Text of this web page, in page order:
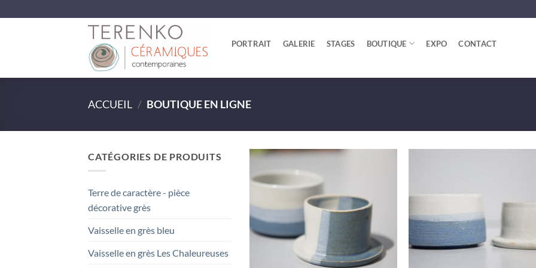
au
PORTRAIT GALERIE STAGES BOUTIQUE EXPO CONTACT
ACCUEIL / BOUTIQUE EN LIGNE
CATÉGORIES DE PRODUITS
Terre de caractère - pièce
décorative grès
Vaisselle en grès bleu
Vaisselle en grès Les Chaleureuses